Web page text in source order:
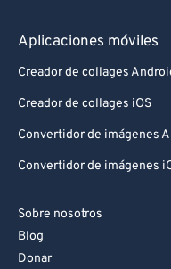
Aplicaciones móviles
Creador de collages
Creador de collages iOS
Convertidor de imágenes
Convertidor de imágenes
Sobre nosotros
Blog
Donar